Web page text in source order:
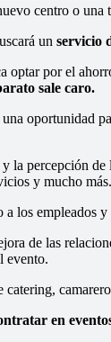
centro o una
un servicio
optar por el
sale caro.
oportunidad
la percepción de
y mucho más.
a los empleados y
de las
evento.
en